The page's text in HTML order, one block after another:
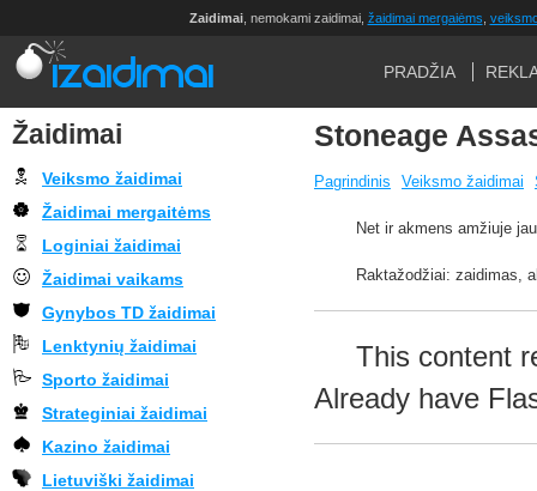
Zaidimai, nemokami zaidimai, žaidimai mergaiėms
PRADŽIA
Stoneage
Pagrindinis Veiksmo žaidimai
Net ir akmens amžiuje
Raktažodžiai: zaidimas,
This content
Already have
Žaidimai
Veiksmo žaidimai
Žaidimai mergaitėms
Loginiai žaidimai
Žaidimai vaikams
Gynybos TD žaidimai
Lenktynių žaidimai
Sporto žaidimai
Strateginiai žaidimai
Kazino žaidimai
Lietuviški žaidimai